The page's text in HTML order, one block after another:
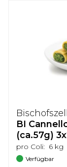
Bischofszell
BI
(ca.57g)
pro Coli: 6 kg
Verfügbar